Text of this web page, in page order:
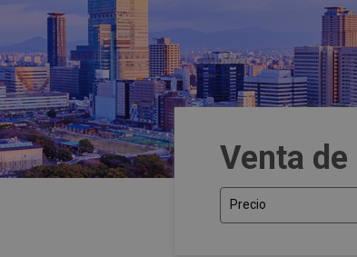
Venta
Precio